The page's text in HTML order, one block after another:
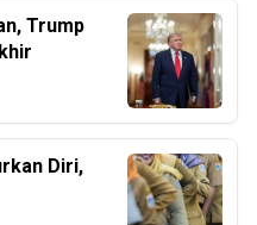
Trump
Diri,